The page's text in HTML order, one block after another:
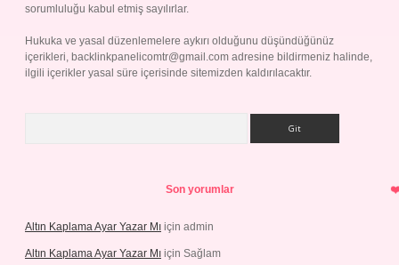
sorumluluğu kabul etmiş sayılırlar.
Hukuka ve yasal düzenlemelere aykırı olduğunu düşündüğünüz
içerikleri, backlinkpanelicomtr@gmail.com adresine bildirmeniz halinde,
ilgili içerikler yasal süre içerisinde sitemizden kaldırılacaktır.
Son yorumlar
Altın Kaplama Ayar Yazar Mı için admin
Altın Kaplama Ayar Yazar Mı için Sağlam